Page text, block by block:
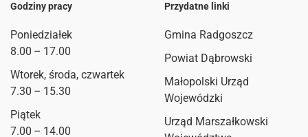
Godziny pracy
Poniedziałek
8.00 – 17.00
Wtorek, środa, czwartek
7.30 – 15.30
Piątek
7.00 – 14.00
Przydatne linki
Gmina Radgoszcz
Powiat Dąbrowski
Małopolski Urząd
Wojewódzki
Urząd Marszałkowski